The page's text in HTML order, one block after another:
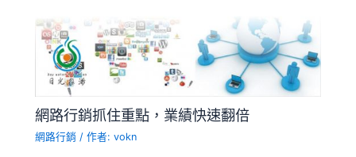
網路行銷抓住重點，業績快速翻倍
網路行銷 / 作者:vokn